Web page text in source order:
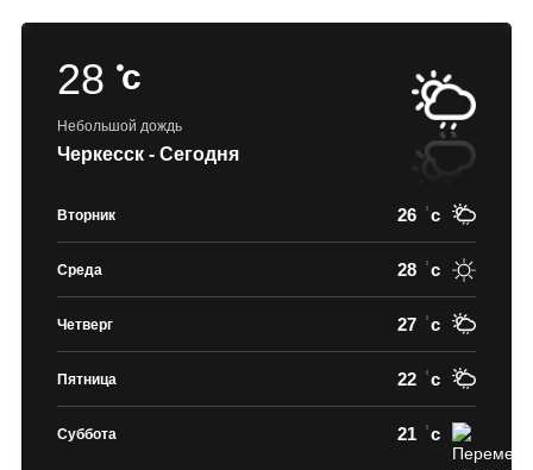
28 c
Небольшой дождь
Черкесск - Сегодня
Вторник 26 c
Среда 28 c
Четверг 27 c
Пятница 22 c
Суббота 21 c